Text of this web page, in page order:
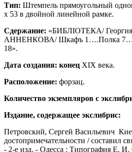
Тип: Штемпель прямоугольный
х 53 в двойной линейной рамке.
Сдержание: «БИБЛIОТЕКА/ Георгия
АННЕНКОВА/ Шкафъ 1….Полка
18».
Дата создания: конец ХIХ века.
Расположение: форзац.
Количество экземпляров с
Издание, содержащее экслибрис:
Петровский, Сергей Васильевич
достопримечательности / составил
- 2-е изд. - Одесса : Типография Е.